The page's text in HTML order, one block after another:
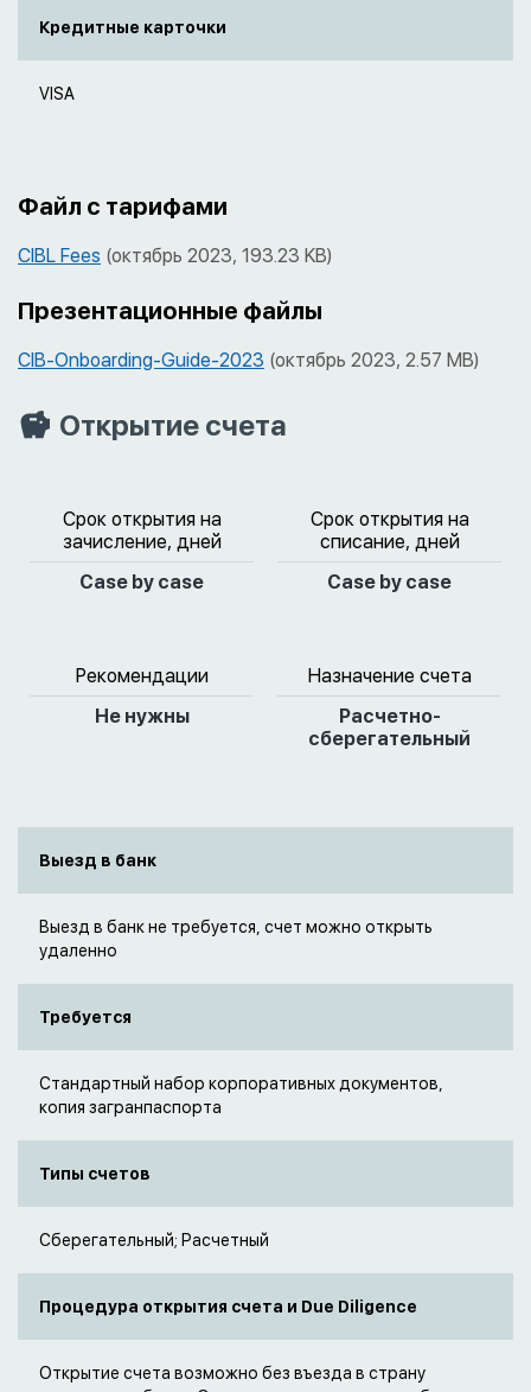
Кредитные карточки
VISA
Файл с тарифами
CIBL Fees (октябрь 2023, 193.23 KB)
Презентационные файлы
CIB-Onboarding-Guide-2023 (октябрь 2023, 2.57 MB)
Открытие счета
Срок открытия на
зачисление, дней
Case by case
Срок открытия на
списание, дней
Case by case
Рекомендации
Не нужны
Назначение счета
Расчетно-
сберегательный
Выезд в банк
Выезд в банк не требуется, счет можно открыть
удаленно
Требуется
Стандартный набор корпоративных документов,
копия загранпаспорта
Типы счетов
Сберегательный; Расчетный
Процедура открытия счета и Due Diligence
Открытие счета возможно без въезда в страну